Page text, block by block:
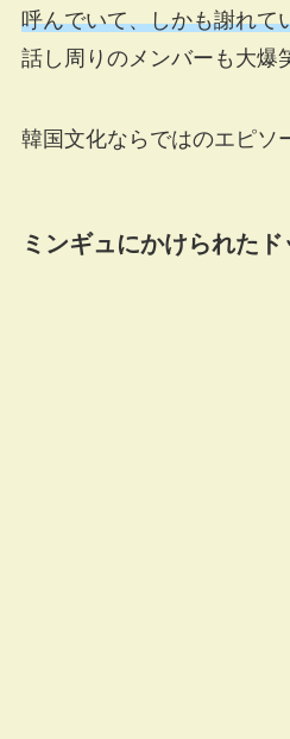
呼んでいて、しかも謝れ
話し周りのメンバーも大爆
韓国文化ならではのエピソ
ミンギュにかけられたド